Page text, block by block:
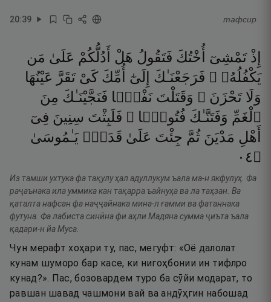
20:39 тафсир
إِذْ تَمْشِىٓ أُخْتُكَ فَتَقُولُ هَلْ أَدُلُّكُمْ عَلَىٰ مَن
يَكْفُلُهُۥ ۖ فَرَجَعْنَـٰكَ إِلَىٰٓ أُمِّكَ كَىْ تَقَرَّ عَيْنُهَا
وَلَا تَحْزَنَ ۚ وَقَتَلْتَ نَفْسًۭا فَنَجَّيْنَـٰكَ مِنَ
ٱلْغَمِّ وَفَتَنَّـٰكَ فُتُونًۭا ۚ فَلَبِثْتَ سِنِينَ فِىٓ
أَهْلِ مَدْيَنَ ثُمَّ جِئْتَ عَلَىٰ قَدَرٍۢ يَـٰمُوسَىٰ
۝٤٠
Из тамши ухтука фа тақулу ҳал адуллукум ъала ма-н якфулуҳ. Фа
раҷаънака ила уммика кан тақарра ъайнуҳа ва ла таҳзан. Ва
қаталта нафсан фа наҷҷайнака мина-л ғамми ва фатаннака
футуна. Фа лабиста синӣна фи аҳли Мадяна сумма ҷиъта ъала
қадари-н йа Муса.
Чун мерафт хоҳари ту, пас, мегуфт: «Оё далолат
кунам шуморо бар касе, ки нигоҳбонии ин тифлро
кунад?». Пас, бозовардем туро ба сӯйи модарат, то
равшан шавад чашмони вай ва андӯҳгин набошад